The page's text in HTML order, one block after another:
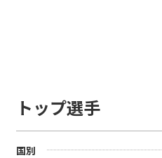
トップ選手
国別